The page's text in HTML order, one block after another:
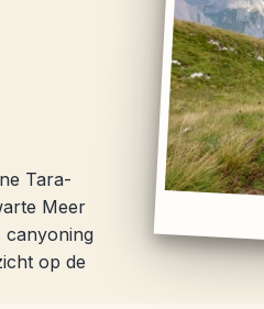
Tara-
Meer
canyoning
op de